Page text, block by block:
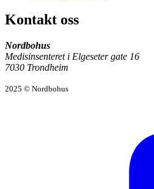
Kontakt oss
Nordbohus
Medisinsenteret i Elgeseter gate 16
7030 Trondheim
2025 © Nordbohus